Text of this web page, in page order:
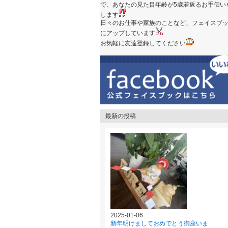
で、あなたの見た目年齢が5歳若返るお手伝い
します
日々のお仕事や家族のことなど、フェイスブ
にアップしています
お気軽に友達登録してください
最新の投稿
2025-01-06
新年明けましておめでとう御座いま